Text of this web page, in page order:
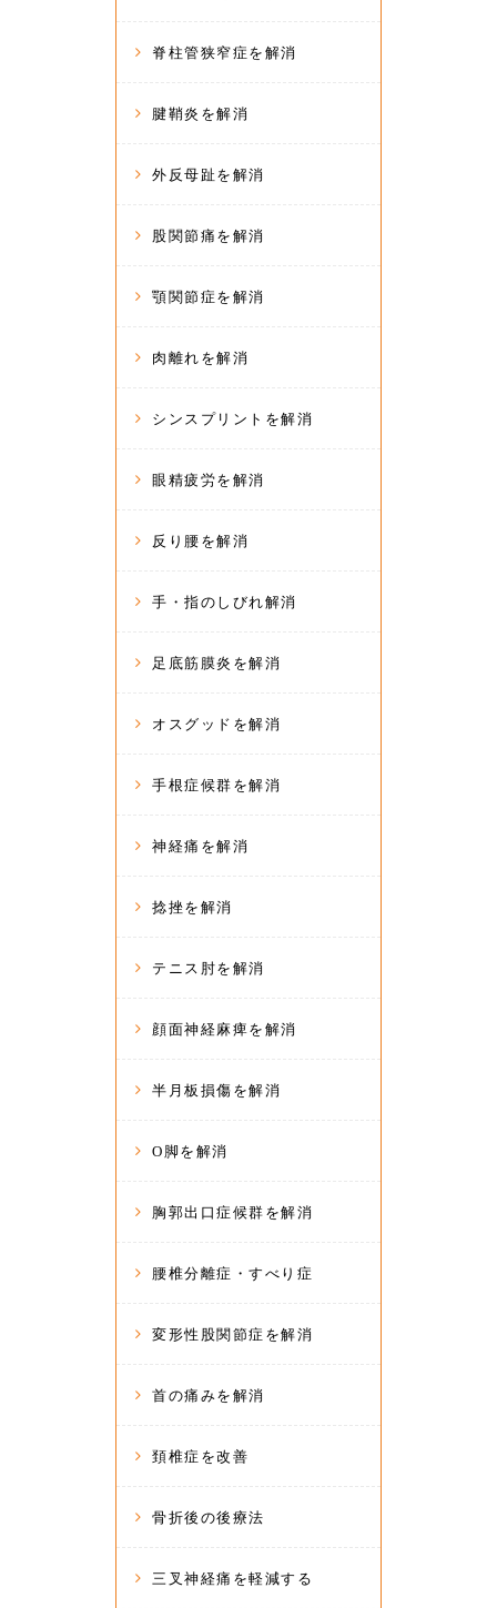
脊柱管狭窄症を解消
腱鞘炎を解消
外反母趾を解消
股関節痛を解消
顎関節症を解消
肉離れを解消
シンスプリントを解消
眼精疲労を解消
反り腰を解消
手・指のしびれ解消
足底筋膜炎を解消
オスグッドを解消
手根症候群を解消
神経痛を解消
捻挫を解消
テニス肘を解消
顔面神経麻痺を解消
半月板損傷を解消
O脚を解消
胸郭出口症候群を解消
腰椎分離症・すべり症
変形性股関節症を解消
首の痛みを解消
頚椎症を改善
骨折後の後療法
三叉神経痛を軽減する